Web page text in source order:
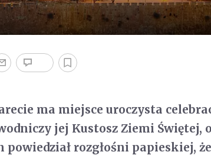
ma miejsce uroczysta
jej Kustosz Ziemi Świętej,
powiedział rozgłośni papieskiej,